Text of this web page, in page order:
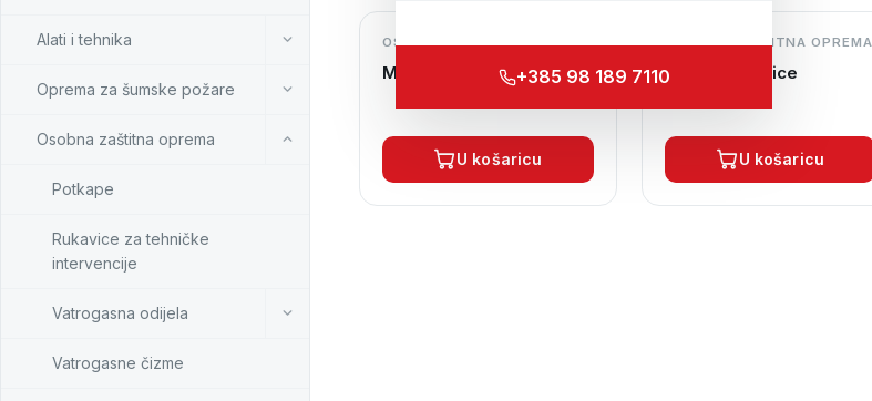
+385 98 189 7110
Alati i tehnika
Oprema za šumske požare
Osobna zaštitna oprema
Potkape
Rukavice za tehničke
intervencije
Vatrogasna odijela
Vatrogasne čizme
OSOBNA ZAŠTITNA OPREMA
Majica Spirit sa kragnom
U košaricu
OSOBNA ZAŠTITNA OPREMA
Spirit Bokserice
U košaricu